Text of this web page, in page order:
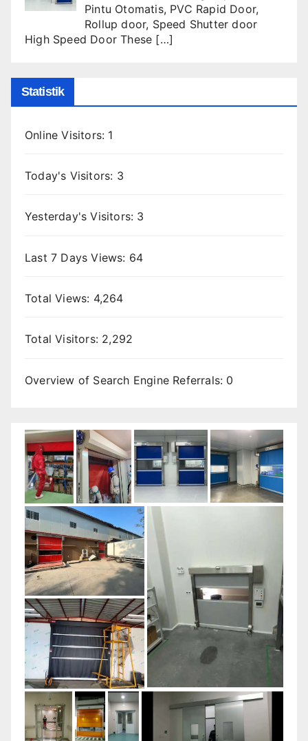
Pintu Otomatis, PVC Rapid Door,
Rollup door, Speed Shutter door
High Speed Door These […]
Statistik
Online Visitors: 1
Today's Visitors: 3
Yesterday's Visitors: 3
Last 7 Days Views: 64
Total Views: 4,264
Total Visitors: 2,292
Overview of Search Engine Referrals: 0